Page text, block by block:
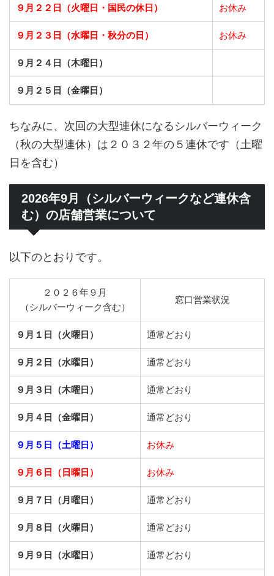
９月２２日（火曜日・国民の休日） お休み
９月２３日（水曜日・秋分の日） お休み
９月２４日（木曜日）
９月２５日（金曜日）
ちなみに、次回の大型連休になるシルバーウィーク
（秋の大型連休）は２０３２年の５連休です（土曜
日を含む）
2026年9月（シルバーウィークなど連休含
む）の店舗営業について
以下のとおりです。
２０２６年９月
（シルバーウィーク含む）
窓口営業状況
９月１日（火曜日） 通常どおり
９月２日（水曜日） 通常どおり
９月３日（木曜日） 通常どおり
９月４日（金曜日） 通常どおり
９月５日（土曜日） お休み
９月６日（日曜日） お休み
９月７日（月曜日） 通常どおり
９月８日（火曜日） 通常どおり
９月９日（水曜日） 通常どおり